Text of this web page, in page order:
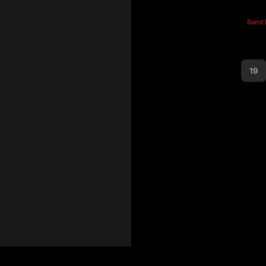
Band
19